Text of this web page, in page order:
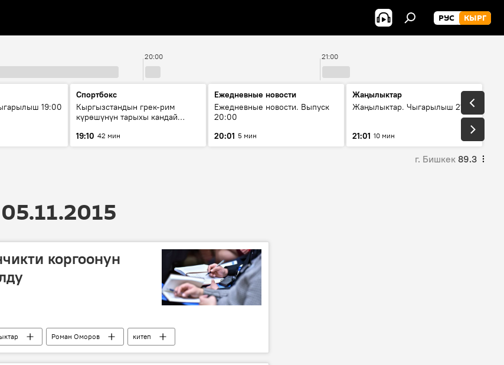
РУС КЫРГ
20:00 21:00
19:00
Спортбокс
Кыргызстандын грек-рим
күрөшүнүн тарыхы кандай
19:10 42 мин
Ежедневные новости
Ежедневные новости. Выпуск
20:00
20:01 5 мин
Жаңылыктар
Жаңылыктар. Чыгарылыш 21:00
21:01 10 мин
г. Бишкек 89.3
коргоонун
Роман Оморов
китеп